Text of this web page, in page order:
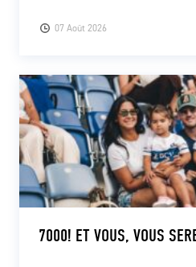
07 Août 2026
7000! ET VOUS, VOUS